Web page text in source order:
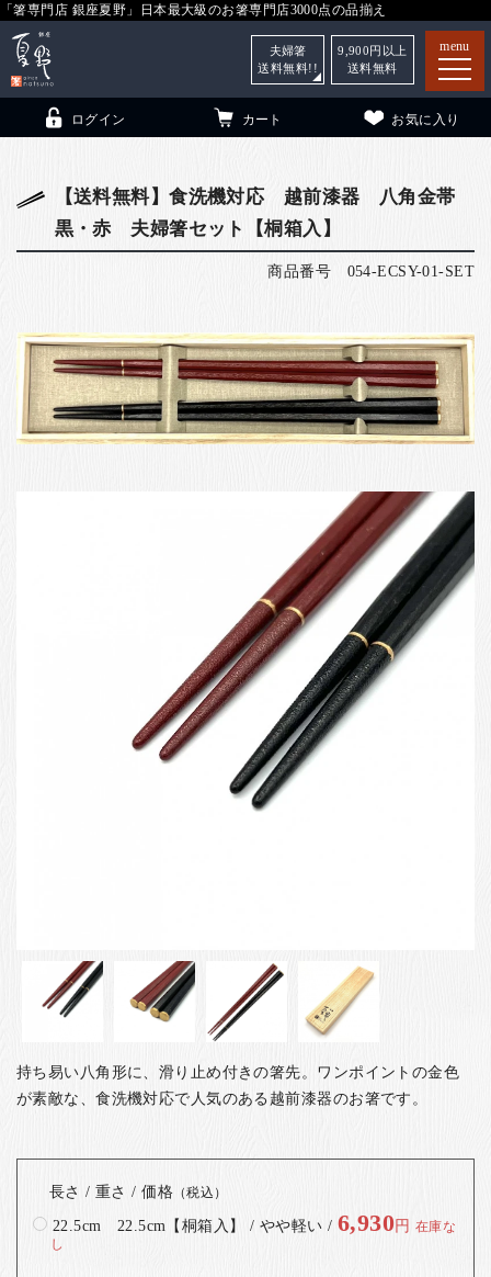
「箸専門店 銀座夏野」日本最大級のお箸専門店3000点の品揃え
menu
箸（贈答用・自宅用）
銀座夏野・箸長について
こども和食器 小夏について
ご利用ガイド
ログイン カート お気に入り
夫婦箸
送料無料!!
9,900 円以上
送料無料
【送料無料】食洗機対応 越前漆器 八角金帯
黒・赤 夫婦箸セット【桐箱入】
商品番号 054-ECSY-01-SET
持ち易い八角形に、滑り止め付きの箸先。ワンポイントの金色
が素敵な、食洗機対応で人気のある越前漆器のお箸です。
長さ / 重さ / 価格 （税込）
22.5cm 22.5cm【桐箱入】 / やや軽い / 6,930円 在庫な
し